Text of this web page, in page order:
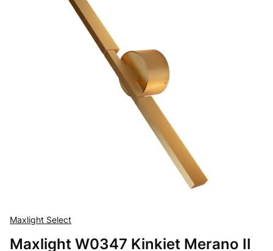
Maxlight Select
Maxlight W0347 Kinkiet Merano II